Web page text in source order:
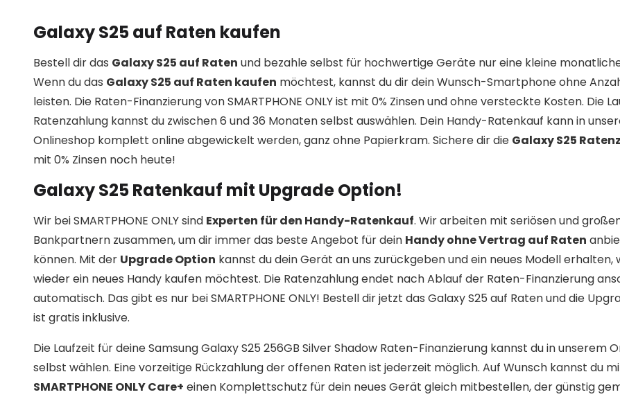
Galaxy S25 auf Raten kaufen
Bestell dir das Galaxy S25 auf Raten und bezahle selbst für hochwertige Geräte nur eine kleine
Wenn du das Galaxy S25 auf Raten kaufen möchtest, kannst du dir dein Wunsch-Smartphone ohne
leisten. Die Raten-Finanzierung von SMARTPHONE ONLY ist mit 0% Zinsen und ohne versteckte Kosten. Die
Ratenzahlung kannst du zwischen 6 und 36 Monaten selbst auswählen. Dein Handy-Ratenkauf kann in
Onlineshop komplett online abgewickelt werden, ganz ohne Papierkram. Sichere dir die Galaxy S25
mit 0% Zinsen noch heute!
Galaxy S25 Ratenkauf mit Upgrade Option!
Wir bei SMARTPHONE ONLY sind Experten für den Handy-Ratenkauf. Wir arbeiten mit seriösen und
Bankpartnern zusammen, um dir immer das beste Angebot für dein Handy ohne Vertrag auf Raten
können. Mit der Upgrade Option kannst du dein Gerät an uns zurückgeben und ein neues Modell erhalten,
wieder ein neues Handy kaufen möchtest. Die Ratenzahlung endet nach Ablauf der Raten-Finanzierung
automatisch. Das gibt es nur bei SMARTPHONE ONLY! Bestell dir jetzt das Galaxy S25 auf Raten und die
ist gratis inklusive.
Die Laufzeit für deine Samsung Galaxy S25 256GB Silver Shadow Raten-Finanzierung kannst du in unserem
selbst wählen. Eine vorzeitige Rückzahlung der offenen Raten ist jederzeit möglich. Auf Wunsch kannst du
SMARTPHONE ONLY Care+ einen Komplettschutz für dein neues Gerät gleich mitbestellen, der günstig